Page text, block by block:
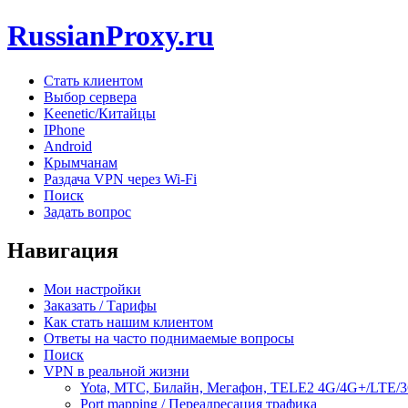
RussianProxy.ru
Стать клиентом
Выбор сервера
Keenetic/Китайцы
IPhone
Android
Крымчанам
Раздача VPN через Wi-Fi
Поиск
Задать вопрос
Навигация
Мои настройки
Заказать / Тарифы
Как стать нашим клиентом
Ответы на часто поднимаемые вопросы
Поиск
VPN в реальной жизни
Yota, МТС, Билайн, Мегафон, TELE2 4G/4G+/LTE/
Port mapping / Переадресация трафика